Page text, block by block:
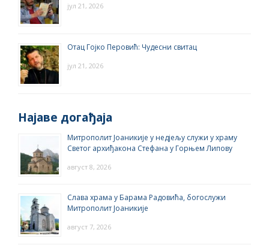
јул 21, 2026
Отац Гојко Перовић: Чудесни свитац
јул 21, 2026
Најаве догађаја
Митрополит Јоаникије у недјељу служи у храму
Светог архиђакона Стефана у Горњем Липову
август 8, 2026
Слава храма у Барама Радовића, богослужи
Митрополит Јоаникије
август 7, 2026